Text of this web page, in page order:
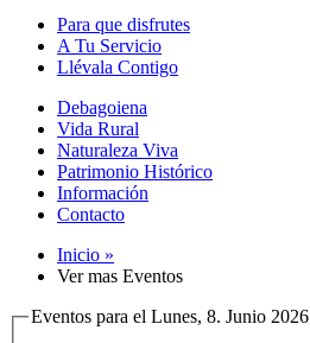
Para que disfrutes
A Tu Servicio
Llévala Contigo
Debagoiena
Vida Rural
Naturaleza Viva
Patrimonio Histórico
Información
Contacto
Inicio »
Ver mas Eventos
Eventos para el Lunes, 8. Junio 2026